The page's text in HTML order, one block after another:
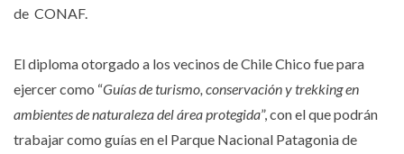
de CONAF.
El diploma otorgado a los vecinos de Chile Chico fue para
ejercer como “Guías de turismo, conservación y trekking en
ambientes de naturaleza del área protegida”, con el que podrán
trabajar como guías en el Parque Nacional Patagonia de